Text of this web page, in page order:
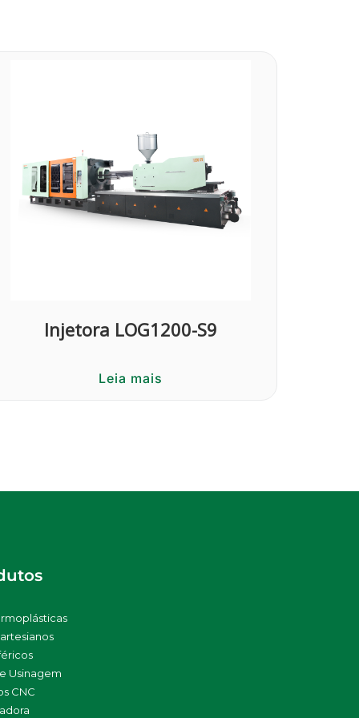
Injetora LOG1200-S9
Leia mais
Usinagem
CNC